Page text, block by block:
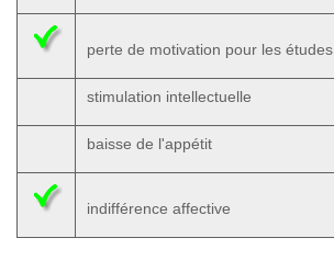
perte de motivation pour les études
stimulation intellectuelle
baisse de l'appétit
indifférence affective